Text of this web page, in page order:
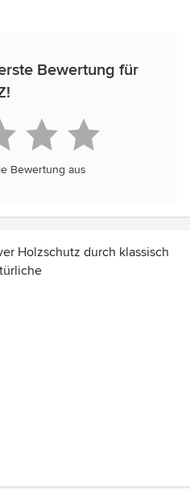
Bewertung für
Bewertung aus
Holzschutz durch klassisch